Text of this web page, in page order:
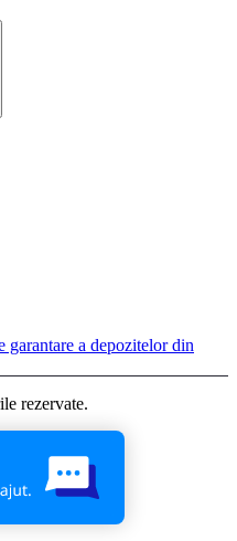
garantare a depozitelor din
rezervate.